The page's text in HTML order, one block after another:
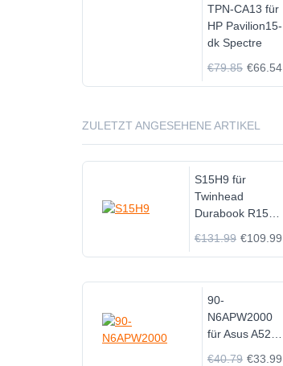
TPN-CA13 für
HP Pavilion15-
dk Spectre
€79.85 €66.54
ZULETZT ANGESEHENE ARTIKEL
S15H9 für
Twinhead
Durabook R15
€131.99 €109.99
90-
N6APW2000
für Asus A52F
€40.79 €33.99